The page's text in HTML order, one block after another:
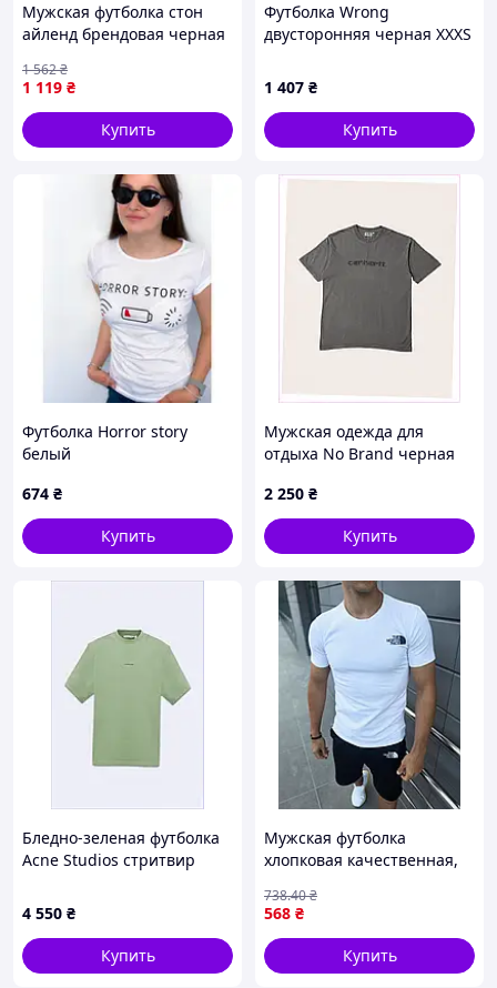
Мужская футболка стон
айленд брендовая черная
STONE ISLAND Shopingo
Чоловіча футболка стон
айленд брендова
1 119 ₴
1 562₴
Купить
Футболка Wrong
двусторонняя черная XXXS
1 407 ₴
Купить
Футболка Horror story
белый
674 ₴
Купить
Мужская одежда для
отдыха No Brand черная
2 250 ₴
Купить
Бледно-зеленая футболка
Acne Studios стритвир
4 550 ₴
Купить
Мужская футболка
хлопковая качественная,
568 ₴
738.40₴
Купить